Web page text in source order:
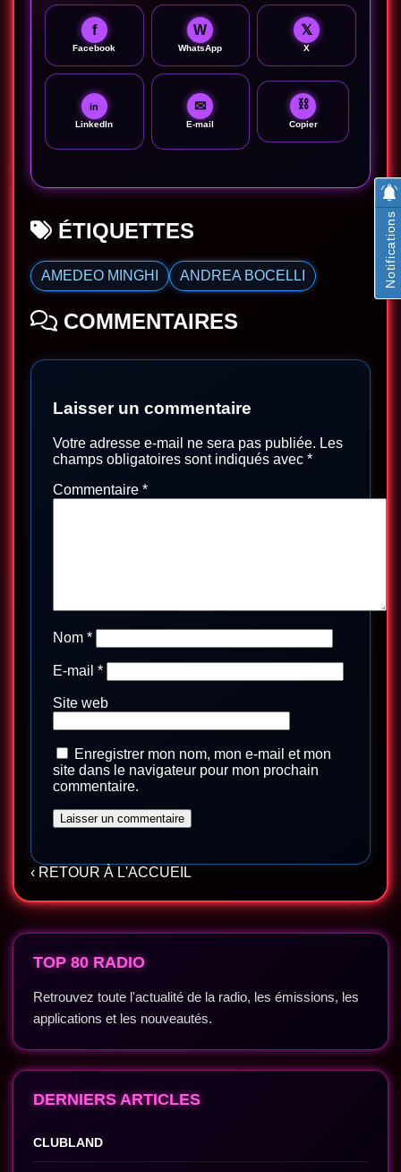
f
Facebook
W
WhatsApp
𝕏
X
in
LinkedIn
✉
E-mail
⛓
Copier
ÉTIQUETTES
AMEDEO MINGHI ANDREA BOCELLI
COMMENTAIRES
Laisser un commentaire
Votre adresse e-mail ne sera pas publiée. Les
champs obligatoires sont indiqués avec *
Commentaire *
Nom *
E-mail *
Site web
Enregistrer mon nom, mon e-mail et mon
site dans le navigateur pour mon prochain
commentaire.
‹ RETOUR À L'ACCUEIL
TOP 80 RADIO
Retrouvez toute l'actualité de la radio, les émissions, les
applications et les nouveautés.
DERNIERS ARTICLES
CLUBLAND
Notifications